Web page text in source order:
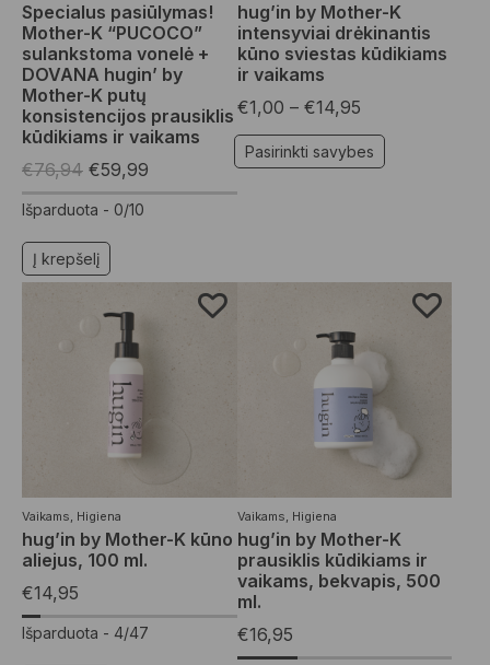
Specialus pasiūlymas!
Mother-K “PUCOCO”
sulankstoma vonelė +
DOVANA hugin’ by
Mother-K putų
konsistencijos prausiklis
kūdikiams ir vaikams
€76,94 €59,99
Išparduota - 0/10
Į krepšelį
hug’in by Mother-K
intensyviai drėkinantis
kūno sviestas kūdikiams
ir vaikams
€1,00 – €14,95
Pasirinkti savybes
Vaikams Higiena
hug’in by Mother-K kūno
aliejus, 100 ml.
€14,95
Išparduota - 4/47
Vaikams Higiena
hug’in by Mother-K
prausiklis kūdikiams ir
vaikams, bekvapis, 500
ml.
€16,95